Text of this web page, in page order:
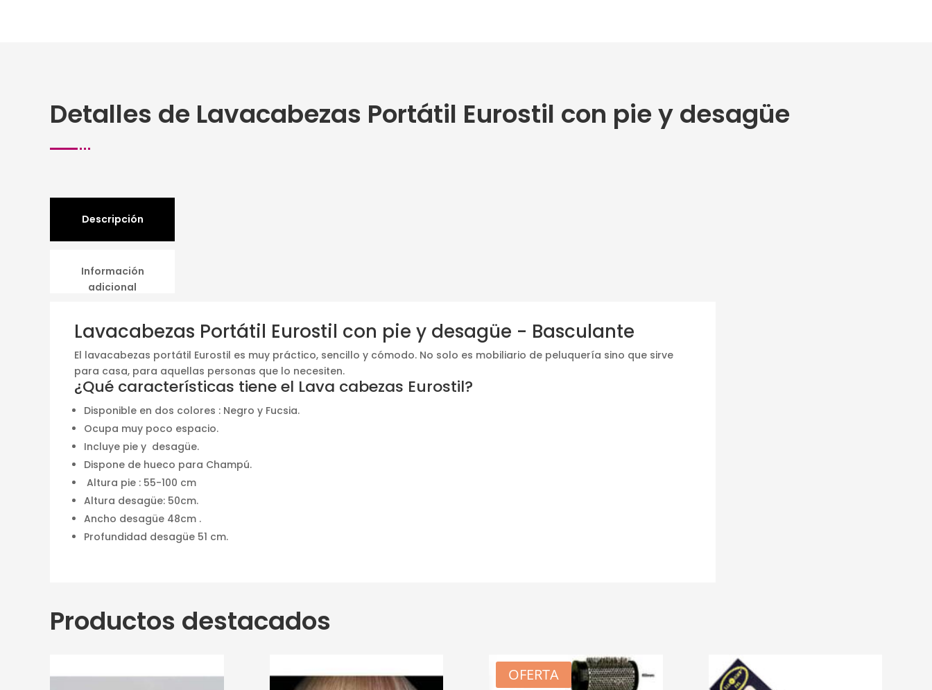
Detalles de Lavacabezas Portátil Eurostil con pie y desagüe
Descripción
Información
adicional
Lavacabezas Portátil Eurostil con pie y desagüe - Basculante
El lavacabezas portátil Eurostil es muy práctico, sencillo y cómodo. No solo es mobiliario de peluquería sino que sirve
para casa, para aquellas personas que lo necesiten.
¿Qué características tiene el Lava cabezas Eurostil?
Disponible en dos colores : Negro y Fucsia.
Ocupa muy poco espacio.
Incluye pie y desagüe.
Dispone de hueco para Champú.
Altura pie : 55-100 cm
Altura desagüe: 50cm.
Ancho desagüe 48cm .
Profundidad desagüe 51 cm.
Productos destacados
OFERTA